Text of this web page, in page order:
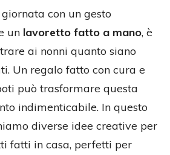
con un gesto
un lavoretto fatto a mano, è
ai nonni quanto siano
Un regalo fatto con cura e
può trasformare questa
indimenticabile. In questo
diverse idee creative per
fatti in casa, perfetti per